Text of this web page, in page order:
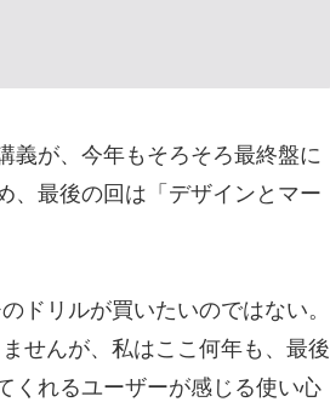
義が、今年もそろそろ最終盤に
、最後の回は「デザインとマー
ドリルが買いたいのではない。
せんが、私はここ何年も、最後
くれるユーザーが感じる使い心